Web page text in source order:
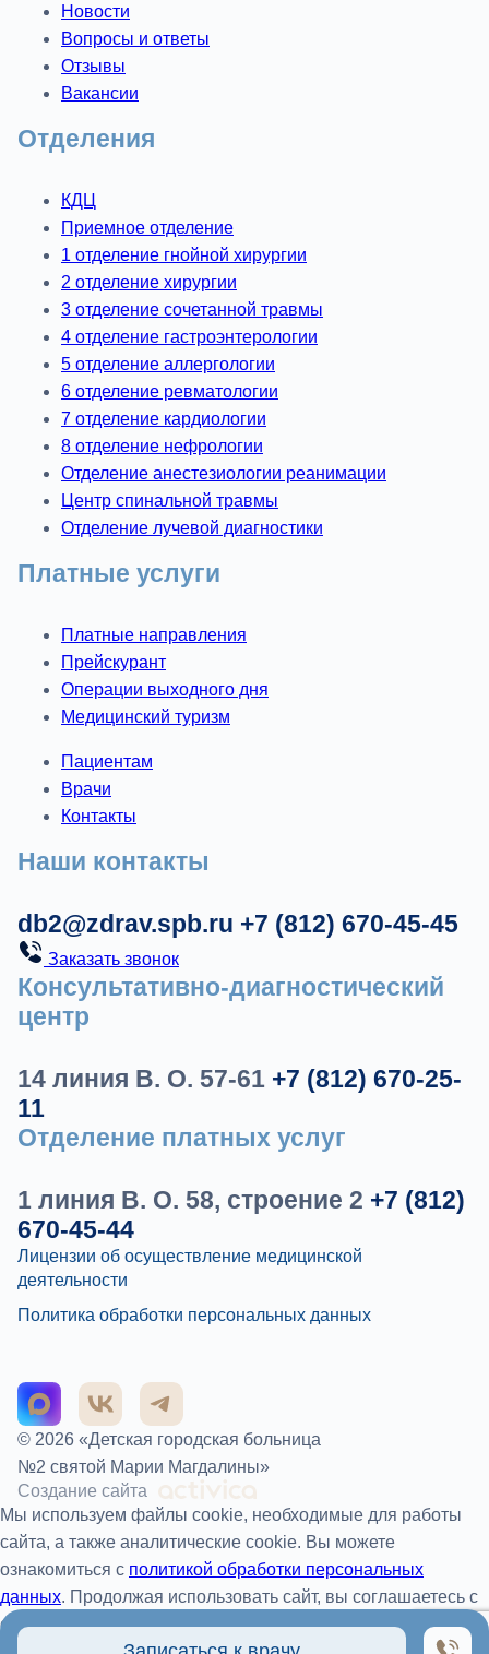
Новости
Вопросы и ответы
Отзывы
Вакансии
Отделения
КДЦ
Приемное отделение
1 отделение гнойной хирургии
2 отделение хирургии
3 отделение сочетанной травмы
4 отделение гастроэнтерологии
5 отделение аллергологии
6 отделение ревматологии
7 отделение кардиологии
8 отделение нефрологии
Отделение анестезиологии реанимации
Центр спинальной травмы
Отделение лучевой диагностики
Платные услуги
Платные направления
Прейскурант
Операции выходного дня
Медицинский туризм
Пациентам
Врачи
Контакты
Наши контакты
db2@zdrav.spb.ru +7 (812) 670-45-45
Заказать звонок
Консультативно-диагностический
центр
14 линия В. О. 57-61 +7 (812) 670-25-
11
Отделение платных услуг
1 линия В. О. 58, строение 2 +7 (812)
670-45-44
Лицензии об осуществление медицинской
деятельности
Политика обработки персональных данных
© 2026 «Детская городская больница
№2 святой Марии Магдалины»
Создание сайта
Мы используем файлы cookie, необходимые для работы
сайта, а также аналитические cookie. Вы можете
ознакомиться с политикой обработки персональных
данных. Продолжая использовать сайт, вы соглашаетесь с
обработкой файлов cookie.